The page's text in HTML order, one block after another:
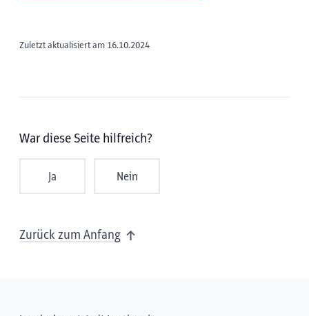
Zuletzt aktualisiert am 16.10.2024
War diese Seite hilfreich?
Ja Nein
Zurück zum Anfang